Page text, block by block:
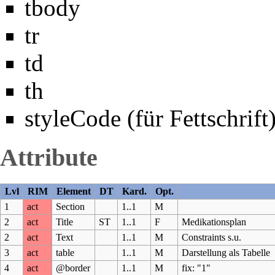
tbody
tr
td
th
styleCode (für
Attribute
Lvl RIM Element DT Kard.
Opt.
1
act Section 1..1
M
2
act Title ST 1..1 F
Medikationsplan
2
act Text 1..1 M
Constraints s.u.
3
act table 1..1 M
Darstellung als Tabelle
4
act @border 1..1 M fix: "1"